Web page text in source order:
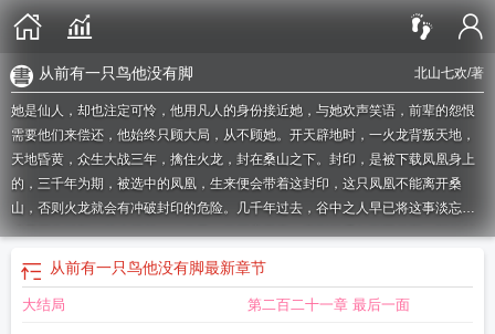
北山七欢/著
从前有一只鸟他没有脚
她是仙人，却也注定可怜，他用凡人的身份接近她，与她欢声笑语，前辈的怨恨
需要他们来偿还，他始终只顾大局，从不顾她。开天辟地时，一火龙背叛天地，
天地昏黄，众生大战三年，擒住火龙，封在桑山之下。封印，是被下载凤凰身上
的，三千年为期，被选中的凤凰，生来便会带着这封印，这只凤凰不能离开桑
山，否则火龙就会有冲破封印的危险。几千年过去，谷中之人早已将这事淡忘，
或是因为默契，从未提起，一代又一代平安无事，直到三千年期限将至，新的封
印者诞生……
从前有只小凤鸟歌词 从前有只小鸟的故事
高于是下了一窝蛋
套从前有一只凤凰想要涅槃 从前有只小凤鸟40集剧情介绍从前有一只美丽的小
从前有一只鸟他没有脚最新章节
大结局 第二百二十一章 最后一面